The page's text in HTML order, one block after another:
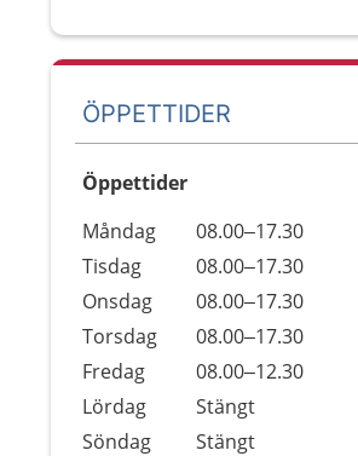
ÖPPETTIDER
Öppettider
Dag
Öppettider
Kommentarer
Måndag
08.00–17.30
Tisdag
08.00–17.30
Onsdag
08.00–17.30
Torsdag
08.00–17.30
Fredag
08.00–12.30
Lördag
Stängt
Söndag
Stängt